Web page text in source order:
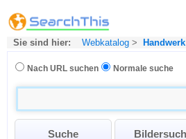
Sie sind hier: Webkatalog > Handwerk
Nach URL suchen Normale suche